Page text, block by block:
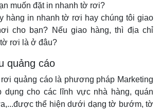
muốn đặt in nhanh tờ rơi?
hàng in nhanh tờ rơi hay chúng tôi giao
cho bạn? Nếu giao hàng, thì địa chỉ
rơi là ở đâu?
quảng cáo
rơi quảng cáo là phương pháp Marketing
cho các lĩnh vực nhà hàng, quán
thể hiện dưới dạng tờ bướm, tờ